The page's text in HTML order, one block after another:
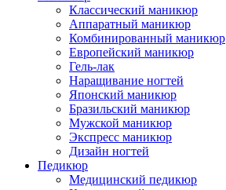
Классический маникюр
Аппаратный маникюр
Комбинированный маникюр
Европейский маникюр
Гель-лак
Наращивание ногтей
Японский маникюр
Бразильский маникюр
Мужской маникюр
Экспресс маникюр
Дизайн ногтей
Педикюр
Медицинский педикюр